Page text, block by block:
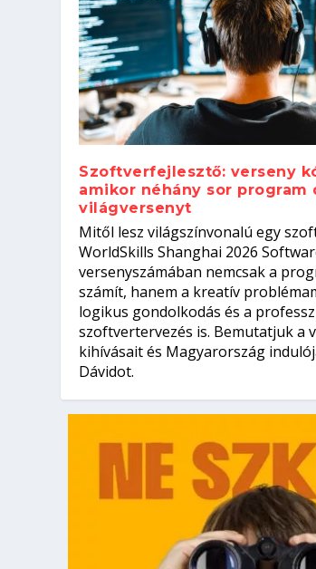
Kitalálod, mire
Írta: Tóth Mónika |2026. augusztus. 4.|
Nem sikerült az
Írta: Oláh Erika |2026. augusztus. 4.|
Szoftverfejlesztő:
el a világversenyt...
Írta: Szakmát Szerzek |2026. augusztus. 3.|
Digitális detox –
Írta: Oláh Erika |2026. augusztus. 3.|
Szoftverfejlesztő: verseny
amikor néhány sor program
világversenyt
Mitől lesz világszínvonalú egy
WorldSkills Shanghai 2026
versenyszámában nemcsak a
számít, hanem a kreatív
logikus gondolkodás és a
szoftvertervezés is. Bemutatjuk a
kihívásait és Magyarország
Dávidot.